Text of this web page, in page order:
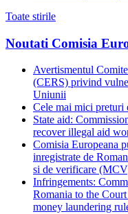
Toate stirile
Noutati Comisia
Avertismentul
(CERS) privind
Uniunii
Cele mai mici preturi
State aid:
recover illegal aid
Comisia Europeana
inregistrate de
si de verificare
Infringements:
Romania to the
money laundering